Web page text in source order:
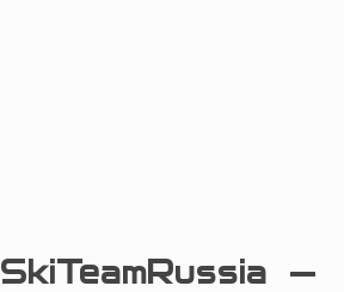
SkiTeamRussia —